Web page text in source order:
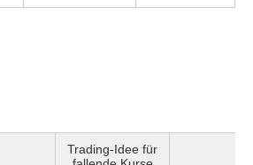
Trading-Idee für